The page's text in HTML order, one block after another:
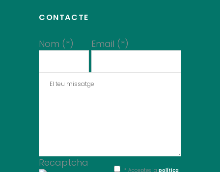
CONTACTE
Nom (*) Email (*)
Recaptcha
* Acceptes la política